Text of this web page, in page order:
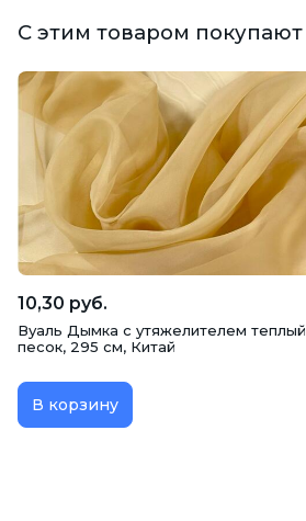
С этим товаром покупают
10,30 руб.
Вуаль Дымка с утяжелителем теплый
песок, 295 см, Китай
В корзину